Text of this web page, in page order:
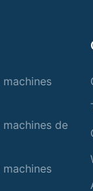
de